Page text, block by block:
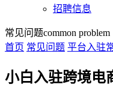
招聘信息
常见问题common problem
首页 常见问题 平台入驻
小白入驻跨境电